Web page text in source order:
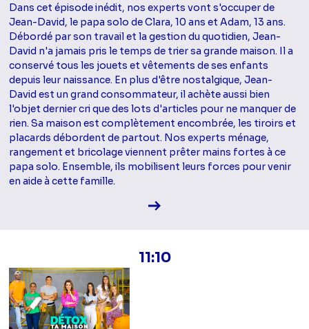
Dans cet épisode inédit, nos experts vont s'occuper de
Jean-David, le papa solo de Clara, 10 ans et Adam, 13 ans.
Débordé par son travail et la gestion du quotidien, Jean-
David n'a jamais pris le temps de trier sa grande maison. Il a
conservé tous les jouets et vêtements de ses enfants
depuis leur naissance. En plus d'être nostalgique, Jean-
David est un grand consommateur, il achète aussi bien
l'objet dernier cri que des lots d'articles pour ne manquer de
rien. Sa maison est complètement encombrée, les tiroirs et
placards débordent de partout. Nos experts ménage,
rangement et bricolage viennent prêter mains fortes à ce
papa solo. Ensemble, ils mobilisent leurs forces pour venir
en aide à cette famille.
Voir la fiche diffusion
11:10